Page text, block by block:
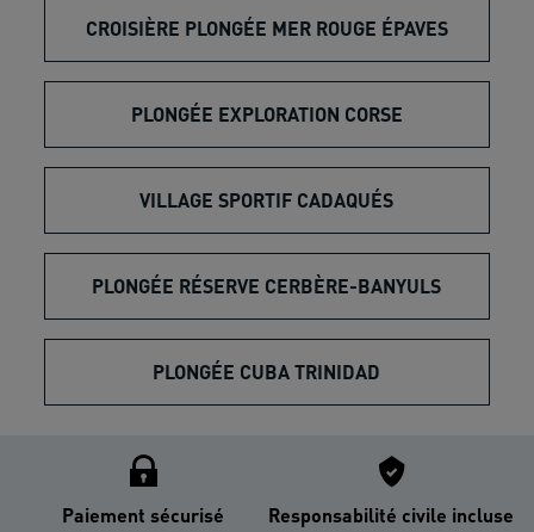
CROISIÈRE PLONGÉE MER ROUGE ÉPAVES
PLONGÉE EXPLORATION CORSE
VILLAGE SPORTIF CADAQUÉS
PLONGÉE RÉSERVE CERBÈRE-BANYULS
PLONGÉE CUBA TRINIDAD
Paiement sécurisé Responsabilité civile incluse